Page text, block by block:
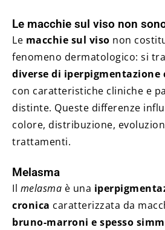
Le macchie sul viso non
Le macchie sul viso non
fenomeno dermatologico: si
diverse di iperpigmentazione
con caratteristiche cliniche e
distinte. Queste differenze
colore, distribuzione,
trattamenti.
Melasma
Il melasma è una
cronica caratterizzata da
bruno-marroni e spesso